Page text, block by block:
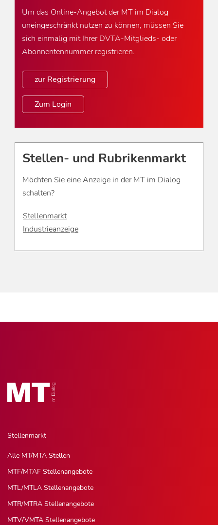
Um das Online-Angebot der MT im Dialog
uneingeschränkt nutzen zu können, müssen Sie
sich einmalig mit Ihrer DVTA-Mitglieds- oder
Abonnentennummer registrieren.
zur Registrierung
Zum Login
Stellen- und Rubrikenmarkt
Möchten Sie eine Anzeige in der MT im Dialog
schalten?
Stellenmarkt
Industrieanzeige
Stellenmarkt
Alle MT/MTA Stellen
MTF/MTAF Stellenangebote
MTL/MTLA Stellenangebote
MTR/MTRA Stellenangebote
MTV/VMTA Stellenangebote